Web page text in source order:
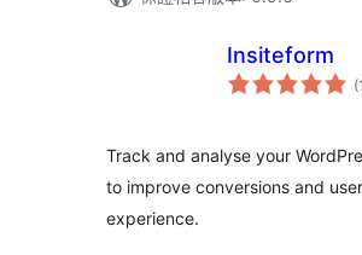
Insiteform
Track and analyse your
to improve conversions and user
experience.